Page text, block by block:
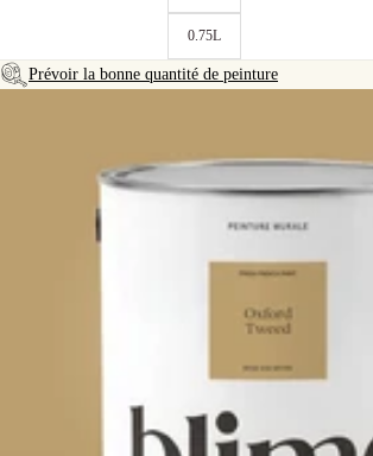
0.75L
Prévoir la bonne quantité de peinture